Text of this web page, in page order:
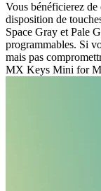
Vous bénéficierez
disposition de
Space Gray et Pale
programmables. Si
mais pas
MX Keys Mini for